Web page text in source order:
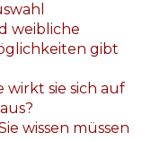
weibliche
gibt
wirkt sie sich auf
wissen müssen